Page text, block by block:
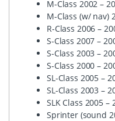
M-Class 2002 –
M-Class (w/ nav)
R-Class 2006 –
S-Class 2007 –
S-Class 2003 –
S-Class 2000 –
SL-Class 2005 –
SL-Class 2003 –
SLK Class 2005 –
Sprinter (sound